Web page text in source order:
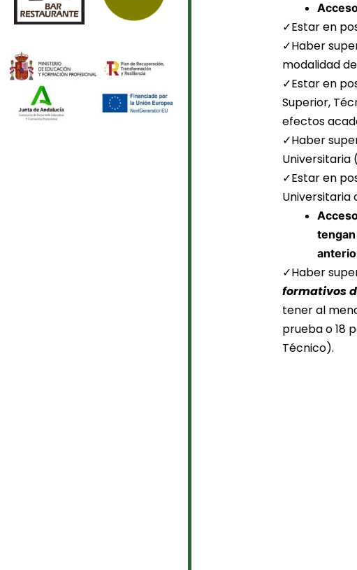
✓Estar en
✓Haber
modalidad
✓Estar en
Superior,
efectos
✓Haber
Universitaria
✓Estar en
Universitaria
✓Haber
formativos
tener al
prueba o 18
Técnico).